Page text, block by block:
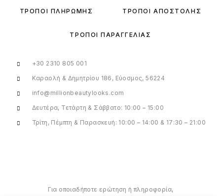
ΤΡΌΠΟΙ ΠΛΗΡΩΜΉΣ ΤΡΌΠΟΙ ΑΠΟΣΤΟΛΉΣ
ΤΡΌΠΟΙ ΠΑΡΑΓΓΕΛΊΑΣ
+30 2310 805 001
Καραολή & Δημητρίου 186, Εύοσμος, 56224
info@millionbeautylooks.com
Δευτέρα, Τετάρτη & Σάββατο: 10:00 – 15:00
Τρίτη, Πέμπτη & Παρασκευή: 10:00 – 14:00 & 17:30 – 21:00
Για οποιαδήποτε ερώτηση ή πληροφορία,